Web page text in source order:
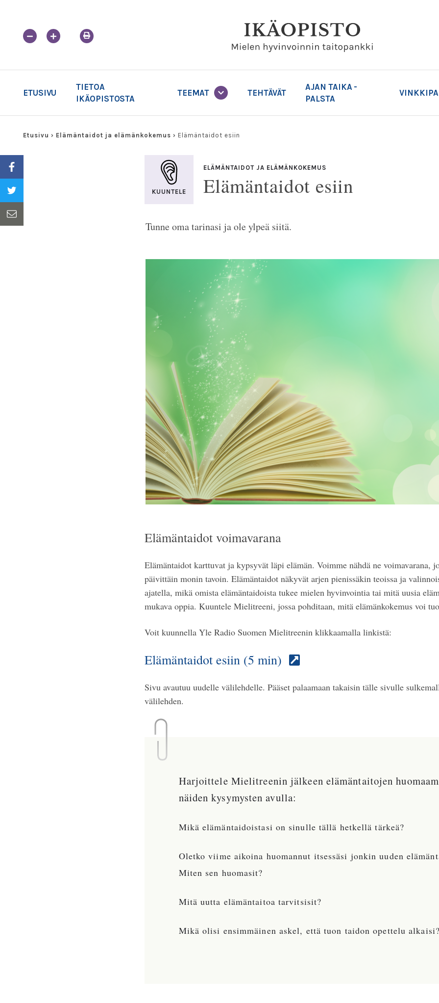
ETUSIVU
TIETOA
IKÄOPISTOSTA
TEEMAT TEHTÄVÄT
AJAN TAIKA -
PALSTA
Etusivu › Elämäntaidot ja elämänkokemus › Elämäntaidot esiin
KUUNTELE
ELÄMÄNTAIDOT JA ELÄMÄNKOKEMUS
Elämäntaidot esiin
Tunne oma tarinasi ja ole ylpeä siitä.
Elämäntaidot voimavarana
Elämäntaidot karttuvat ja kypsyvät läpi elämän. Voimme nähdä ne voimavarana,
päivittäin monin tavoin. Elämäntaidot näkyvät arjen pienissäkin teoissa ja
ajatella, mikä omista elämäntaidoista tukee mielen hyvinvointia tai mitä uusia
mukava oppia. Kuuntele Mielitreeni, jossa pohditaan, mitä elämänkokemus voi
Voit kuunnella Yle Radio Suomen Mielitreenin klikkaamalla linkistä:
Elämäntaidot esiin (5 min)
Sivu avautuu uudelle välilehdelle. Pääset palaamaan takaisin tälle sivulle
välilehden.
Harjoittele Mielitreenin jälkeen elämäntaitojen
näiden kysymysten avulla:
Mikä elämäntaidoistasi on sinulle tällä hetkellä tärkeä?
Oletko viime aikoina huomannut itsessäsi jonkin uuden
Miten sen huomasit?
Mitä uutta elämäntaitoa tarvitsisit?
Mikä olisi ensimmäinen askel, että tuon taidon opettelu